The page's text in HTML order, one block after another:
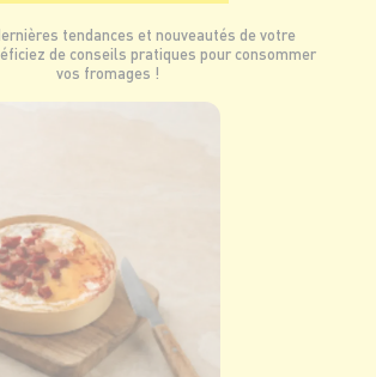
tendances et nouveautés de votre
de conseils pratiques pour consommer
vos fromages !